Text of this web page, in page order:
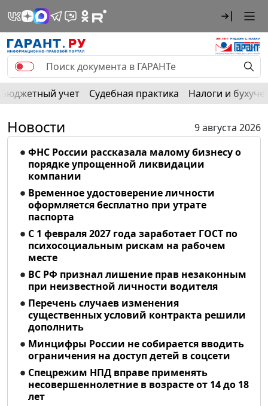
Бюджетный учет Судебная практика Налоги и
Новости
9 августа 2026
ФНС России рассказала малому бизнесу о
порядке упрощенной ликвидации
компании
Временное удостоверение личности
оформляется бесплатно при утрате
паспорта
С 1 февраля 2027 года заработает ГОСТ по
психосоциальным рискам на рабочем
месте
ВС РФ признал лишение прав незаконным
при неизвестной личности водителя
Перечень случаев изменения
существенных условий контракта решили
дополнить
Минцифры России не собирается вводить
ограничения на доступ детей в соцсети
Спецрежим НПД вправе применять
несовершеннолетние в возрасте от 14 до 18
лет